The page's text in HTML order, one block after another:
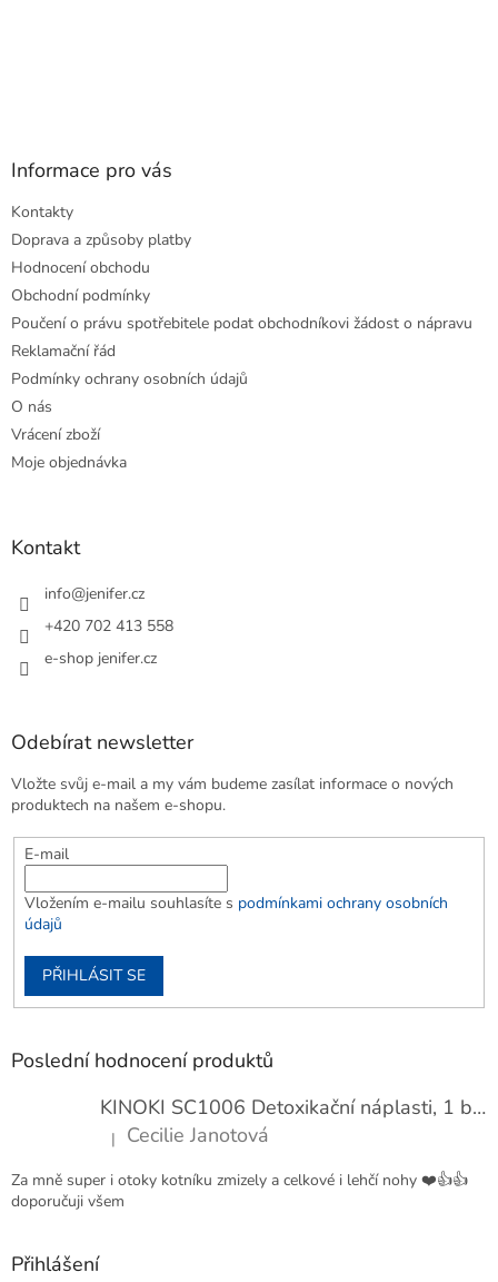
Informace pro vás
Kontakty
Doprava a způsoby platby
Hodnocení obchodu
Obchodní podmínky
Poučení o právu spotřebitele podat obchodníkovi žádost o nápravu
Reklamační řád
Podmínky ochrany osobních údajů
O nás
Vrácení zboží
Moje objednávka
Kontakt
info@jenifer.cz
+420 702 413 558
e-shop jenifer.cz
Odebírat newsletter
Vložte svůj e-mail a my vám budeme zasílat informace o nových
produktech na našem e-shopu.
E-mail
Vložením e-mailu souhlasíte s podmínkami ochrany osobních
údajů
PŘIHLÁSIT SE
Poslední hodnocení produktů
KINOKI SC1006 Detoxikační náplasti, 1 balení - 10 ks
Hodnocení produktu je 4 z 5 hvězdiček.
| Cecilie Janotová
Za mně super i otoky kotníku zmizely a celkové i lehčí nohy ❤️👍👍
doporučuji všem
Přihlášení